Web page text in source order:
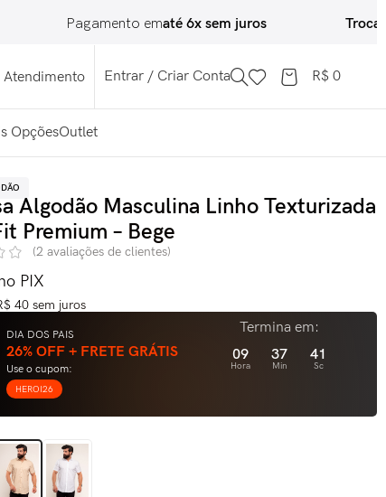
Pagamento ematé 6x sem juros Troca Fácil
Atendimento Entrar / Criar Conta R$ 0
OpçõesOutlet
Algodão Masculina Linho Texturizada
Premium – Bege
(2 avaliações de clientes)
PIX
40 sem juros
DIA DOS PAIS
26% OFF + FRETE GRÁTIS
Use o cupom:
HEROI26
Termina em:
09
Hora
37
Min
39
Sc